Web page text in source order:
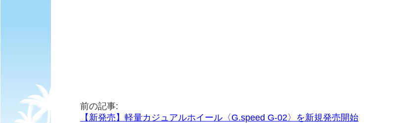
前の記事:
【新発売】軽量カジュアルホイール〈G.speed G-02〉を新規発売開始